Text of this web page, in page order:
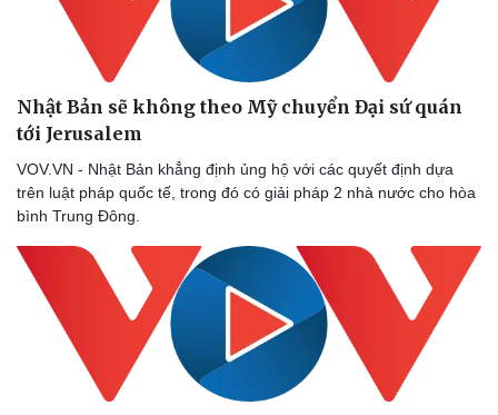
Nhật Bản sẽ không theo Mỹ chuyển Đại sứ quán
tới Jerusalem
VOV.VN - Nhật Bản khẳng định ủng hộ với các quyết định dựa
trên luật pháp quốc tế, trong đó có giải pháp 2 nhà nước cho hòa
bình Trung Đông.